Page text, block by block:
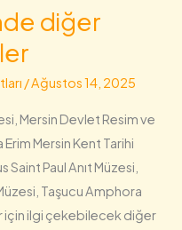
diğer
/Ağustos 14, 2025
Mersin Devlet Resim ve
Mersin Kent Tarihi
Saint Paul Anıt Müzesi,
Taşucu Amphora
için ilgi çekebilecek diğer